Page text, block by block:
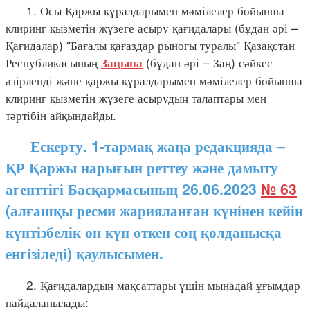
1. Осы Қаржы құралдарымен мәмілелер бойынша
клиринг қызметін жүзеге асыру қағидалары (бұдан әрі –
Қағидалар) "Бағалы қағаздар рыногы туралы" Қазақстан
Республикасының Заңына (бұдан әрі – Заң) сәйкес
әзірленді және қаржы құралдарымен мәмілелер бойынша
клиринг қызметін жүзеге асырудың талаптары мен
тәртібін айқындайды.
Ескерту. 1-тармақ жаңа редакцияда –
ҚР Қаржы нарығын реттеу және дамыту
агенттігі Басқармасының 26.06.2023 № 63
(алғашқы ресми жарияланған күнінен кейін
күнтізбелік он күн өткен соң қолданысқа
енгізіледі) қаулысымен.
2. Қағидалардың мақсаттары үшін мынадай ұғымдар
пайдаланылады: